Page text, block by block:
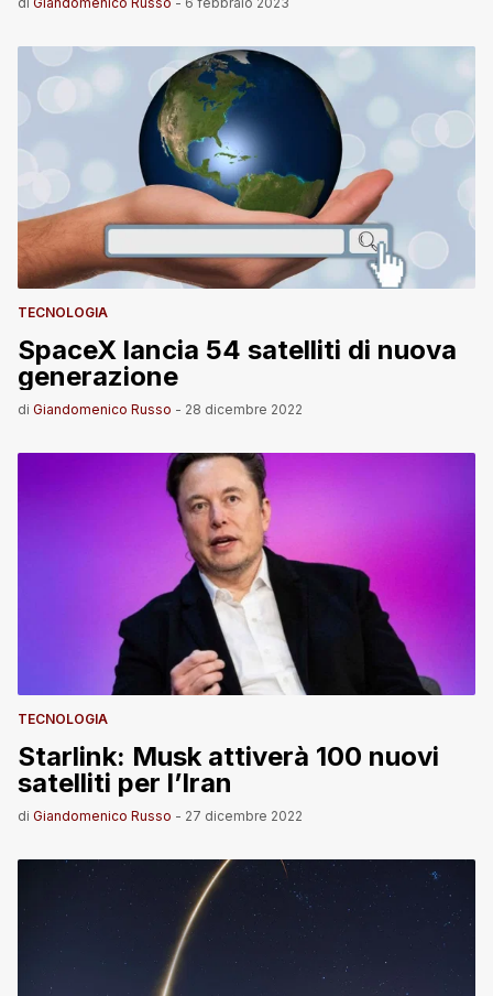
TECNOLOGIA
SpaceX lancia 54 satelliti di nuova
generazione
di Giandomenico Russo - 28 dicembre 2022
TECNOLOGIA
Starlink: Musk attiverà 100 nuovi
satelliti per l’Iran
di Giandomenico Russo - 27 dicembre 2022